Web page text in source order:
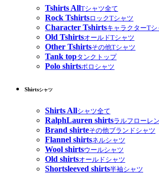
Tshirts AllTシャツ全て
Rock TshirtsロックTシャツ
Character TshirtsキャラクターTシ
Old TshirtsオールドTシャツ
Other Tshirtsその他Tシャツ
Tank topタンクトップ
Polo shirtsポロシャツ
Shirtsシャツ
Shirts Allシャツ全て
RalphLauren shirtsラルフローレ
Brand shirteその他ブランドシャツ
Flannel shirtsネルシャツ
Wool shirtsウールシャツ
Old shirtsオールドシャツ
Shortsleeved shirts半袖シャツ